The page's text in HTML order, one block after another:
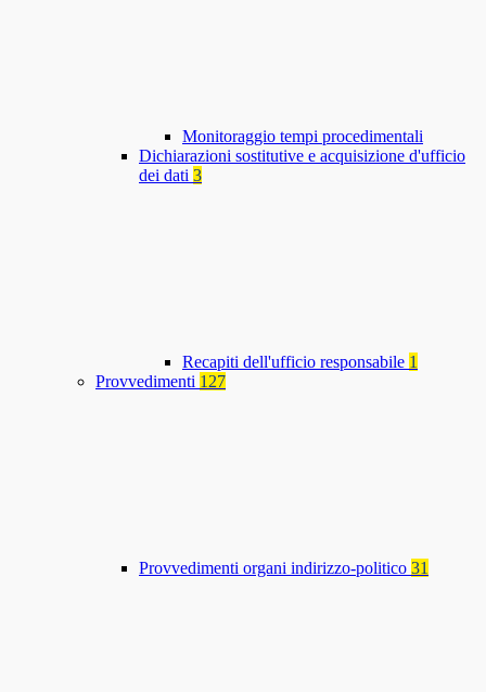
Monitoraggio tempi procedimentali
Dichiarazioni sostitutive e acquisizione d'ufficio
dei dati 3
Recapiti dell'ufficio responsabile 1
Provvedimenti 127
Provvedimenti organi indirizzo-politico 31